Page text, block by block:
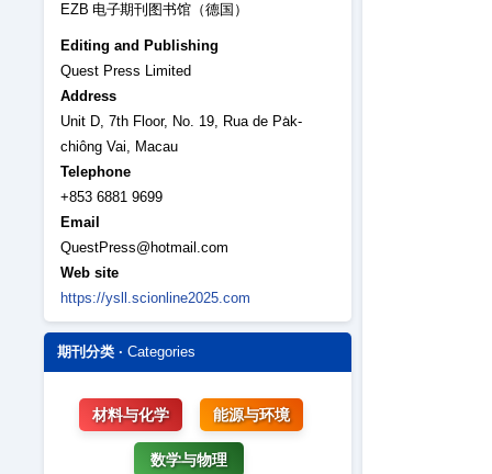
EZB 电子期刊图书馆（德国）
Editing and Publishing
Quest Press Limited
Address
Unit D, 7th Floor, No. 19, Rua de Pa̍k-
chiông Vai, Macau
Telephone
+853 6881 9699
Email
QuestPress@hotmail.com
Web site
https://ysll.scionline2025.com
期刊分类 · Categories
材料与化学 能源与环境
数学与物理